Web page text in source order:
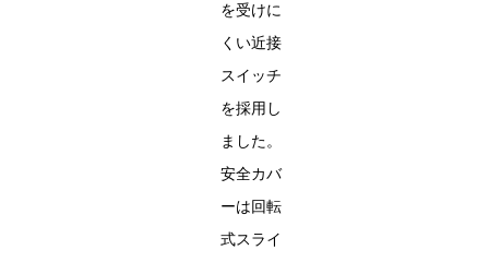
を受けに
くい近接
スイッチ
を採用し
ました。
安全カバ
ーは回転
式スライ